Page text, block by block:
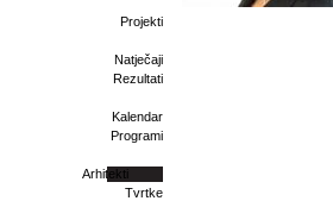
Projekti
Natječaji
Rezultati
Kalendar
Programi
Arhitekti
Tvrtke